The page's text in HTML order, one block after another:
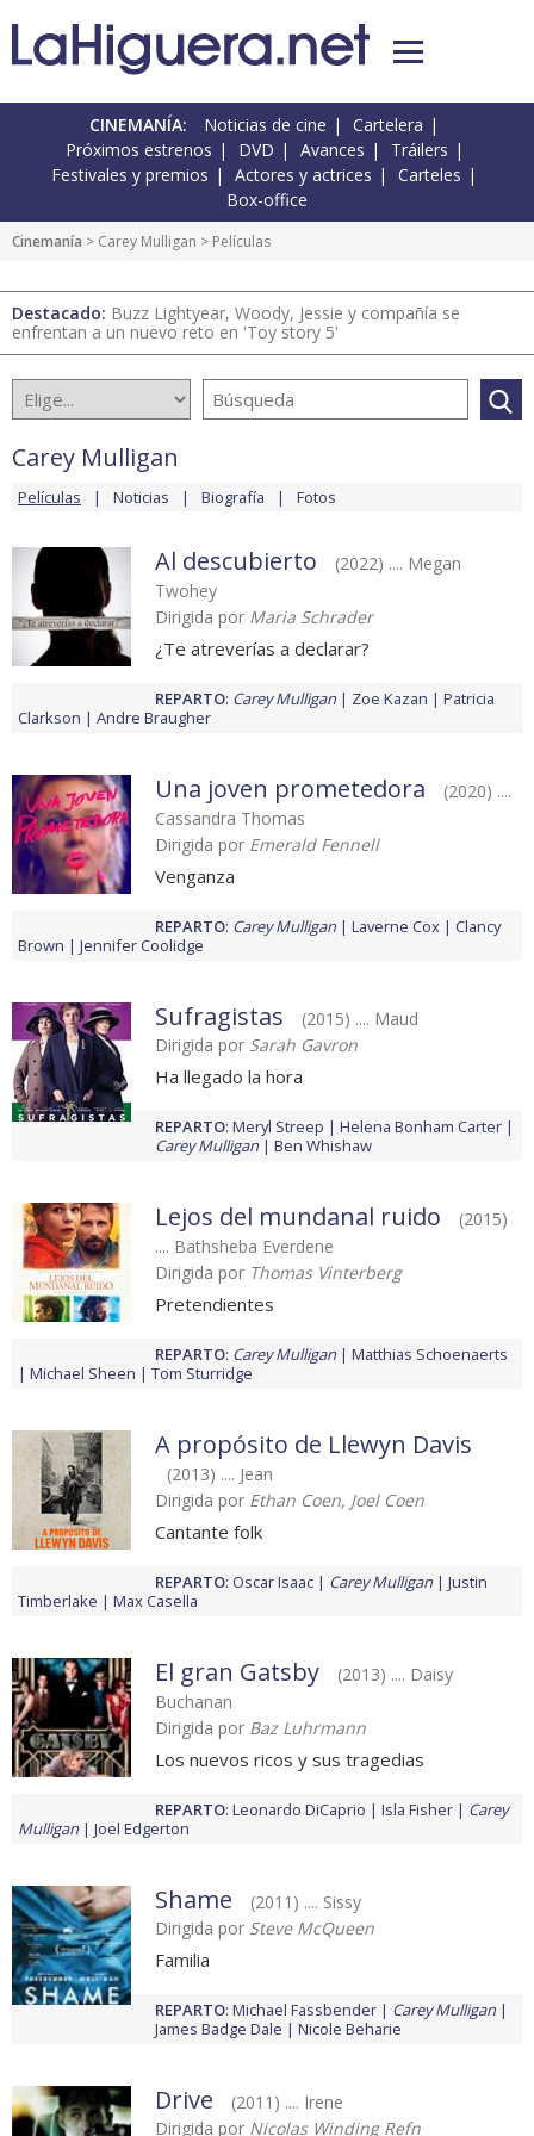
CINEMANÍA: Noticias de cine
Cartelera
Próximos estrenos
DVD Avances
Tráilers
Festivales y premios
Actores y actrices
Carteles
Box-office
Cinemanía > Carey Mulligan > Películas
Destacado: Buzz Lightyear, Woody, Jessie y compañía se
enfrentan a un nuevo reto en 'Toy story 5'
Carey Mulligan
Películas Noticias Biografía Fotos
Al descubierto
(2022) .... Megan
Twohey
Dirigida por Maria Schrader
¿Te atreverías a declarar?
REPARTO: Carey Mulligan Zoe Kazan
Patricia
Clarkson
Andre Braugher
Una joven prometedora
(2020) ....
Cassandra Thomas
Dirigida por Emerald Fennell
Venganza
REPARTO: Carey Mulligan Laverne Cox
Clancy
Brown
Jennifer Coolidge
Sufragistas
(2015) .... Maud
Dirigida por Sarah Gavron
Ha llegado la hora
REPARTO: Meryl Streep
Helena Bonham Carter
Carey Mulligan
Ben Whishaw
Lejos del mundanal ruido
(2015)
.... Bathsheba Everdene
Dirigida por Thomas Vinterberg
Pretendientes
REPARTO: Carey Mulligan
Matthias Schoenaerts
Michael Sheen
Tom Sturridge
A propósito de Llewyn Davis
(2013) .... Jean
Dirigida por Ethan Coen, Joel Coen
Cantante folk
REPARTO: Oscar Isaac Carey Mulligan
Justin
Timberlake
Max Casella
El gran Gatsby
(2013) .... Daisy
Buchanan
Dirigida por Baz Luhrmann
Los nuevos ricos y sus tragedias
REPARTO: Leonardo DiCaprio Isla Fisher
Carey
Mulligan
Joel Edgerton
Shame
(2011) .... Sissy
Dirigida por Steve McQueen
Familia
REPARTO: Michael Fassbender
Carey Mulligan
James Badge Dale
Nicole Beharie
Drive
(2011) .... Irene
Dirigida por Nicolas Winding Refn